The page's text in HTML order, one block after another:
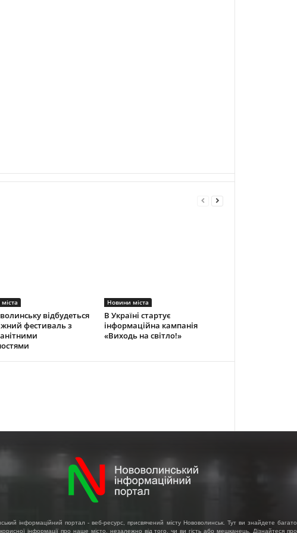
відбудеться
фестиваль з
Новини міста
В Україні стартує
інформаційна кампанія
«Виходь на світло!»
інформаційний портал - веб-ресурс, присвячений місту Нововолинськ. Тут ви знайдете багато
корисної інформації про наше місто, незалежно від того, чи ви гість або мешканець. Дізнайтеся про